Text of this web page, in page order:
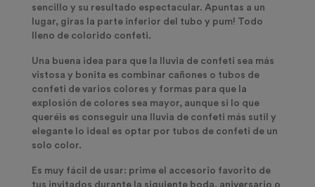
sencillo y su resultado espectacular. Apuntas a un
lugar, giras la parte inferior del tubo y pum! Todo
lleno de colorido confeti.
Una buena idea para que la lluvia de confeti sea más
vistosa y bonita es combinar cañones o tubos de
confeti de varios colores y formas para que la
explosión de colores sea mayor, aunque si lo que
queréis es conseguir una lluvia de confeti más sutil y
elegante lo ideal es optar por tubos de confeti de un
solo color.
Es muy fácil de usar: prime el accesorio favorito de
tus invitados durante la siguiente boda, aniversario o